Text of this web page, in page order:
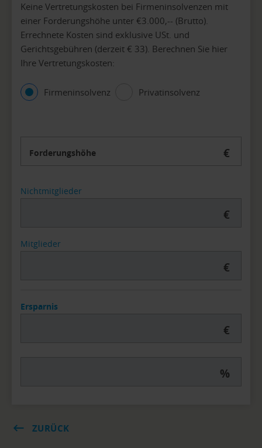
Keine Vertretungskosten bei Firmeninsolvenzen mit
einer Forderungshöhe unter €3.000,-- (Brutto).
Errechnete Kosten sind exklusive USt. und
Gerichtsgebühren (derzeit € 33). Berechnen Sie hier
Ihre Vertretungskosten:
Firmeninsolvenz Privatinsolvenz
Forderungshöhe €
Nichtmitglieder
€
Mitglieder
€
Ersparnis
€
%
ZURÜCK